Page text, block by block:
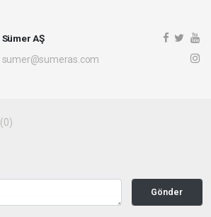
Sümer AŞ
sumer@sumeras.com
(0)
Gönder